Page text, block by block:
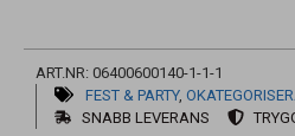
ART.NR: 06400600140-1-1-1
FEST & PARTY,
SNABB LEVERANS